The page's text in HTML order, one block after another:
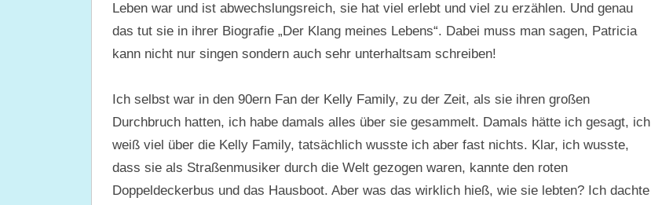
Leben war und ist abwechslungsreich, sie hat viel erlebt und viel zu erzählen. Und genau
das tut sie in ihrer Biografie „Der Klang meines Lebens“. Dabei muss man sagen, Patricia
kann nicht nur singen sondern auch sehr unterhaltsam schreiben!
Ich selbst war in den 90ern Fan der Kelly Family, zu der Zeit, als sie ihren großen
Durchbruch hatten, ich habe damals alles über sie gesammelt. Damals hätte ich gesagt, ich
weiß viel über die Kelly Family, tatsächlich wusste ich aber fast nichts. Klar, ich wusste,
dass sie als Straßenmusiker durch die Welt gezogen waren, kannte den roten
Doppeldeckerbus und das Hausboot. Aber was das wirklich hieß, wie sie lebten? Ich dachte